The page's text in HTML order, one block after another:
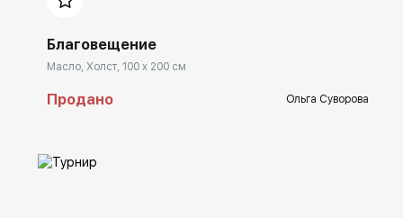
Благовещение
Масло, Холст, 100 x 200 см
Продано Ольга Суворова